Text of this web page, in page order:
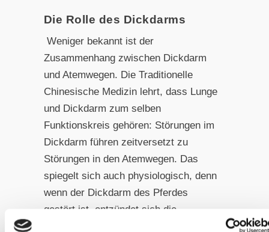
Die Rolle des Dickdarms
Weniger bekannt ist der
Zusammenhang zwischen Dickdarm
und Atemwegen. Die Traditionelle
Chinesische Medizin lehrt, dass Lunge
und Dickdarm zum selben
Funktionskreis gehören: Störungen im
Dickdarm führen zeitversetzt zu
Störungen in den Atemwegen. Das
spiegelt sich auch physiologisch, denn
wenn der Dickdarm des Pferdes
gestört ist, entzündet sich die